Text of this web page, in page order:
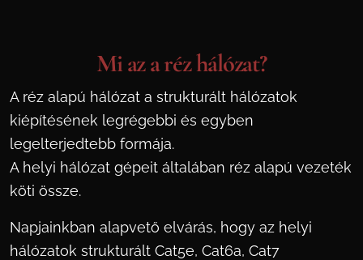
Mi az a réz hálózat?
A réz alapú hálózat a strukturált hálózatok
kiépítésének legrégebbi és egyben
legelterjedtebb formája.
A helyi hálózat gépeit általában réz alapú vezeték
köti össze.
Napjainkban alapvető elvárás, hogy az helyi
hálózatok strukturált Cat5e, Cat6a, Cat7